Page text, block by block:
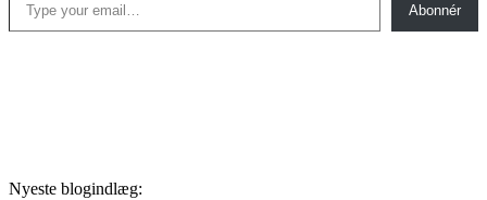
Abonnér
Nyeste blogindlæg: